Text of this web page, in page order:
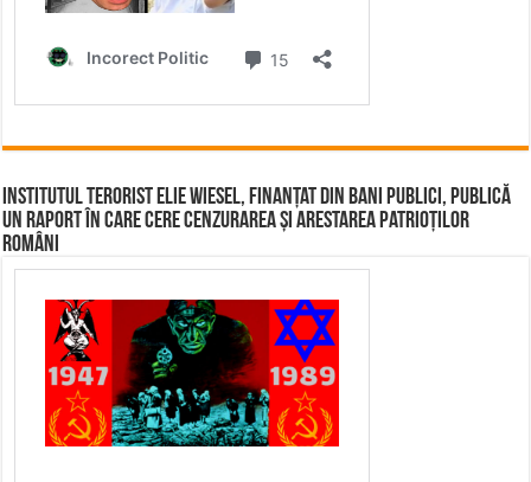
Institutul terorist Elie Wiesel, finanțat din bani publici, publică
un raport în care cere cenzurarea și arestarea patrioților
români